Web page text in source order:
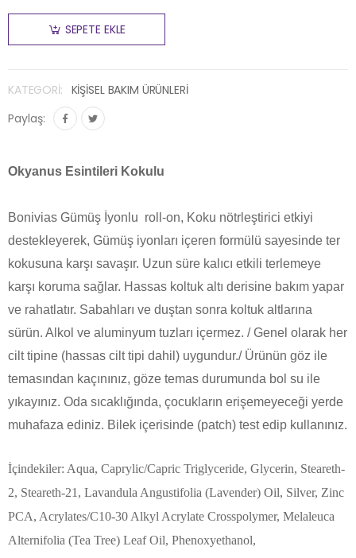
SEPETE EKLE
KATEGORI: KİŞİSEL BAKIM ÜRÜNLERİ
Paylaş:
Okyanus Esintileri Kokulu
Bonivias Gümüş İyonlu roll-on, Koku nötrleştirici etkiyi
destekleyerek, Gümüş iyonları içeren formülü sayesinde ter
kokusuna karşı savaşır. Uzun süre kalıcı etkili terlemeye
karşı koruma sağlar. Hassas koltuk altı derisine bakım yapar
ve rahatlatır. Sabahları ve duştan sonra koltuk altlarına
sürün. Alkol ve aluminyum tuzları içermez. / Genel olarak her
cilt tipine (hassas cilt tipi dahil) uygundur./ Ürünün göz ile
temasından kaçınınız, göze temas durumunda bol su ile
yıkayınız. Oda sıcaklığında, çocukların erişemeyeceği yerde
muhafaza ediniz. Bilek içerisinde (patch) test edip kullanınız.
İçindekiler: Aqua, Caprylic/Capric Triglyceride, Glycerin, Steareth-
2, Steareth-21, Lavandula Angustifolia (Lavender) Oil, Silver, Zinc
PCA, Acrylates/C10-30 Alkyl Acrylate Crosspolymer, Melaleuca
Alternifolia (Tea Tree) Leaf Oil, Phenoxyethanol,